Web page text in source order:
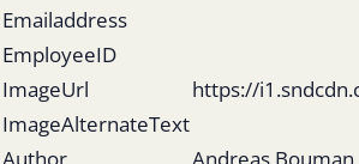
Emailaddress
EmployeeID
ImageUrl
https://
ImageAlternateText
Author
Andreas Bouman